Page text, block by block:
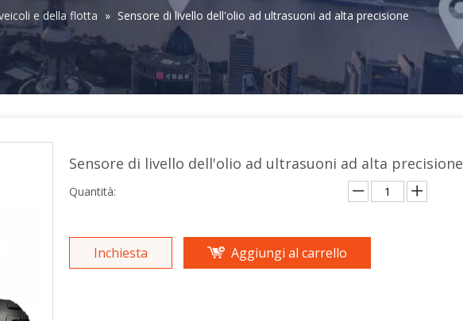
e della flotta » Sensore di livello dell'olio ad ultrasuoni ad alta precisione
Sensore di livello dell'olio ad ultrasuoni ad alta precisione
Quantità:
Inchiesta Aggiungi al carrello